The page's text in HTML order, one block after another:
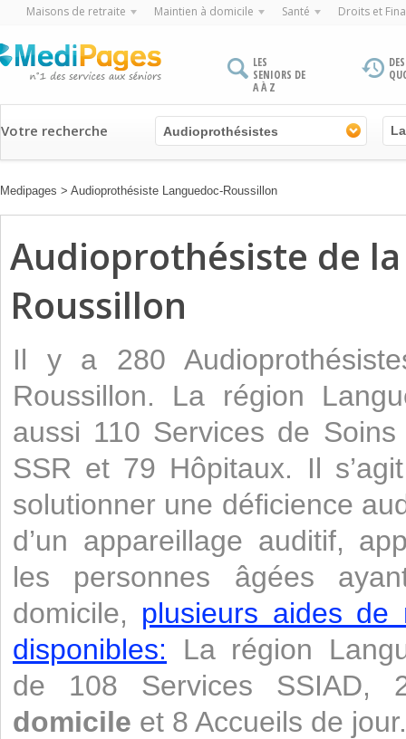
Maisons de retraite Maintien à domicile Santé Droits et
LES
SENIORS DE
A À Z
Votre recherche Audioprothésistes
Medipages > Audioprothésiste Languedoc-Roussillon
Audioprothésiste de
Roussillon
Il y a 280
Roussillon. La région
aussi 110 Services de
SSR et 79 Hôpitaux. Il
solutionner une déficience
d’un appareillage auditif,
les personnes âgées
domicile, plusieurs aides de
disponibles: La région
de 108 Services SSIAD,
domicile et 8 Accueils de jour.